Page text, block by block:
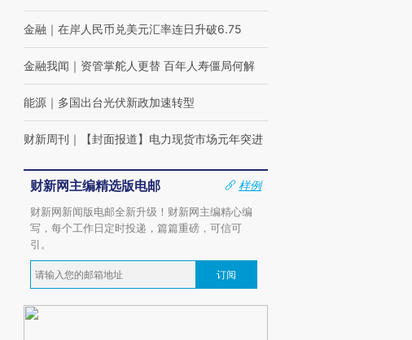
金融 ｜ 在岸人民币兑美元汇率连日升破6.75
金融我闻 ｜ 资管掌舵人更替 百年人寿僵局何解
能源 ｜ 多国出台光伏新政加速转型
财新周刊 ｜ 【封面报道】电力现货市场元年突进
财新网主编精选版电邮
样例
财新网新闻版电邮全新升级！财新网主编精心编
写，每个工作日定时投递，篇篇重磅，可信可
引。
订阅